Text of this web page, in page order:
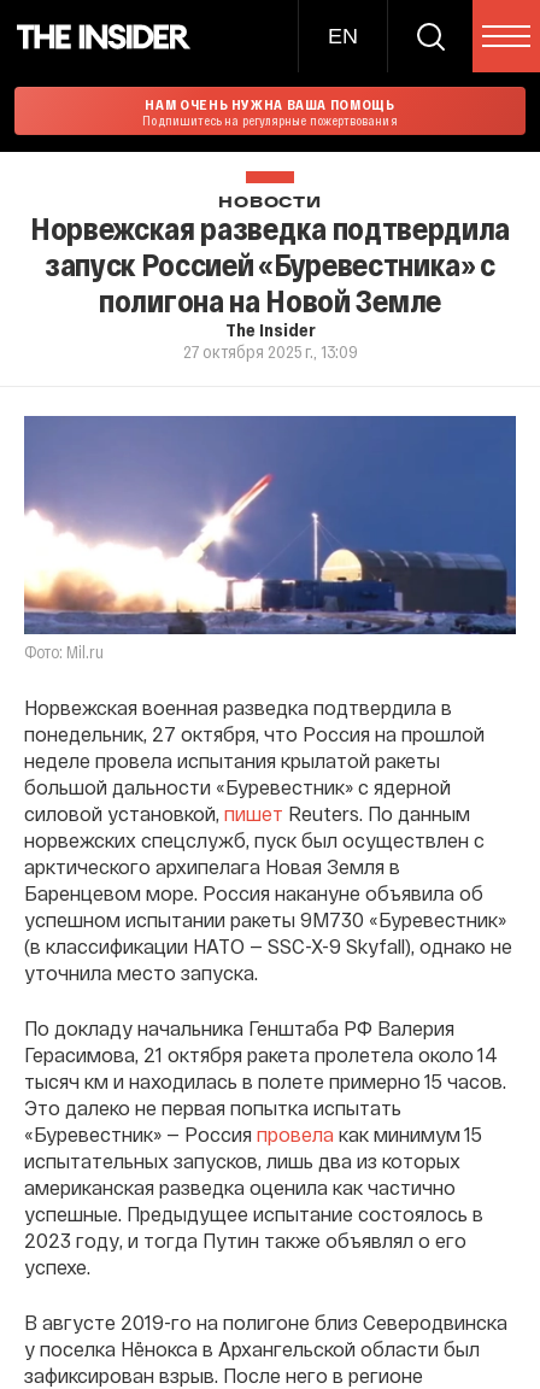
EN
НАМ ОЧЕНЬ НУЖНА ВАША ПОМОЩЬ
Подпишитесь на регулярные пожертвования
НОВОСТИ
Норвежская разведка подтвердила
запуск Россией «Буревестника» с
полигона на Новой Земле
The Insider
27 октября 2025 г., 13:09
Фото: Mil.ru
Норвежская военная разведка подтвердила в
понедельник, 27 октября, что Россия на прошлой
неделе провела испытания крылатой ракеты
большой дальности «Буревестник» с ядерной
силовой установкой, пишет Reuters. По данным
норвежских спецслужб, пуск был осуществлен с
арктического архипелага Новая Земля в
Баренцевом море. Россия накануне объявила об
успешном испытании ракеты 9М730 «Буревестник»
(в классификации НАТО — SSC-X-9 Skyfall), однако не
уточнила место запуска.
По докладу начальника Генштаба РФ Валерия
Герасимова, 21 октября ракета пролетела около 14
тысяч км и находилась в полете примерно 15 часов.
Это далеко не первая попытка испытать
«Буревестник» — Россия провела как минимум 15
испытательных запусков, лишь два из которых
американская разведка оценила как частично
успешные. Предыдущее испытание состоялось в
2023 году, и тогда Путин также объявлял о его
успехе.
В августе 2019-го на полигоне близ Северодвинска
у поселка Нёнокса в Архангельской области был
зафиксирован взрыв. После него в регионе